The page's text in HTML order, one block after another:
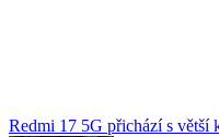
Redmi 17 5G přichází s větší